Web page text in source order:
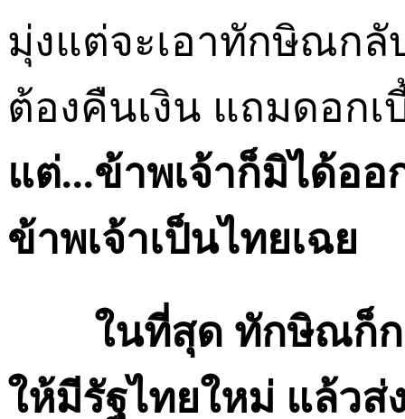
มุ่งแต่จะเอาทักษิณก
ต้องคืนเงิน แถมดอก
แต่...ข้าพเจ้าก็มิได้ออ
ข้าพเจ้าเป็นไทยเฉย
ในที่สุด ทักษิณก็ก
ให้มีรัฐไทยใหม่ แล้ว